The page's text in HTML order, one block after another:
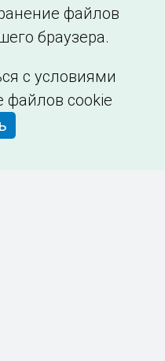
файлов
браузера.
с условиями
файлов cookie